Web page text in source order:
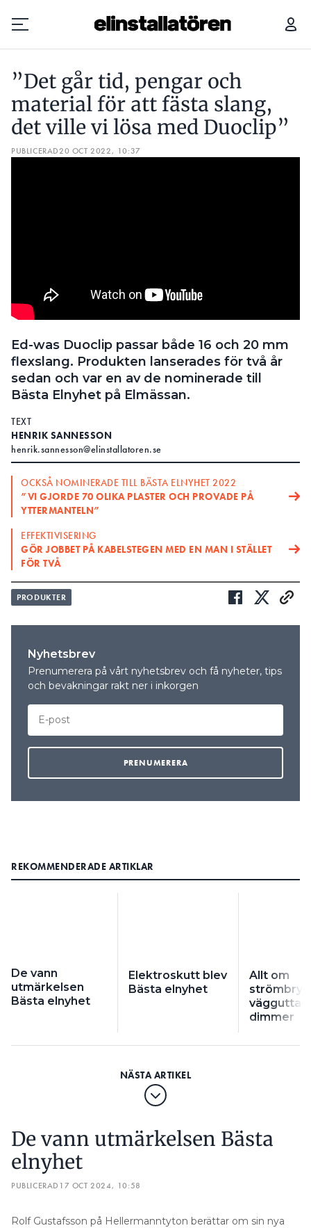
Prenumerera
Hantera prenumeration
Kontakt
Personuppgifter
SEARCH
”Det går tid, pengar och
material för att fästa slang,
det ville vi lösa med Duoclip”
PUBLICERAD20 OCT 2022, 10:37
Ed-was Duoclip passar både 16 och 20 mm
flexslang. Produkten lanserades för två år
sedan och var en av de nominerade till
Bästa Elnyhet på Elmässan.
TEXT
HENRIK SANNESSON
henrik.sannesson@elinstallatoren.se
OCKSÅ NOMINERADE TILL BÄSTA ELNYHET 2022
”VI GJORDE 70 OLIKA PLASTER OCH PROVADE PÅ
YTTERMANTELN”
EFFEKTIVISERING
GÖR JOBBET PÅ KABELSTEGEN MED EN MAN I STÄLLET
FÖR TVÅ
PRODUKTER
Nyhetsbrev
Prenumerera på vårt nyhetsbrev och få nyheter, tips
och bevakningar rakt ner i inkorgen
REKOMMENDERADE ARTIKLAR
De vann
utmärkelsen
Bästa elnyhet
Elektroskutt blev
Bästa elnyhet
Allt om
vägguttag
dimmer
De vann utmärkelsen Bästa
elnyhet
PUBLICERAD 17 OCT 2024, 10:58
Rolf Gustafsson på Hellermanntyton berättar om sin nya
DE